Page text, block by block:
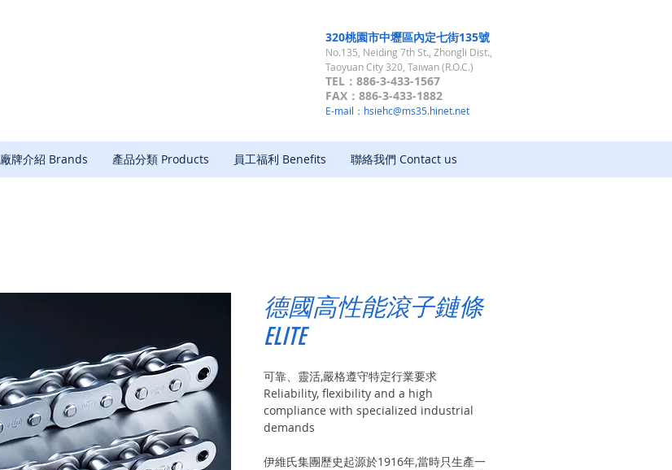
廠牌介紹 Brands 產品分類 Products 員工福利 Benefits 聯絡我們 Contact us
320桃園市中壢區內定七街135號
No.135, Neiding 7th St., Zhongli Dist.,
Taoyuan City 320, Taiwan (R.O.C.)
TEL：886-3-433-1567
FAX：886-3-433-1882
E-mail： hsiehc@ms35.hinet.net
德國高性能滾子鏈條
ELITE
可靠、靈活,嚴格遵守特定行業要求
Reliability, flexibility and a high
compliance with specialized industrial
demands
伊維氏集團歷史起源於1916年,當時只生產一